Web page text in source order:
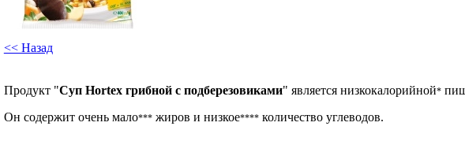
<< Назад
Продукт "Суп Hortex грибной с подберезовиками" является низкокалорийной*
Он содержит очень мало***жиров и низкое****количество углеводов.